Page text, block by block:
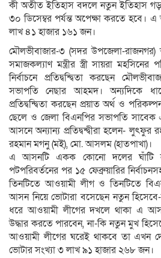
কী অতীত ইতিহাস বদলে নতুন ইতিহাস
৩০ ডিসেম্বর পর্যন্ত অপেক্ষা করতে হবে।
লাখ ৪১ হাজার ১৬১ জন।
মৌলভীবাজার-৩ (সদর উপজেলা-রাজনগর)
সমাজকল্যাণ মন্ত্রীর স্ত্রী সায়রা
নির্বাচনে প্রতিদ্বন্দ্বিতা করছেন
সভাপতি নেছার আহমদ। অন্যদিকে
প্রতিদ্বন্দ্বিতা করছেন প্রয়াত অর্থ ও
ছেলে ও জেলা বিএনপির সভাপতি
আসনে অন্যান্য প্রতিদ্বন্দ্বীরা হলেন- লুৎফুর
রহমান মগনু (মই), মো. আসলম (হাতপাখা)।
এ আসনটি একক কোনো দলের ঘাঁটি
পটপরিবর্তনের পর ১৫ ফেব্রুয়ারির
তিনটিতে আওয়ামী লীগ ও তিনটিতে
আসন নিয়ে ভোটারা বসেছেন নতুন
ধরে আওয়ামী লীগের দখলে থাকা এ
উদ্ধার করতে পারবেন, না-কি নতুন মুখ
আওয়ামী লীগের ঘরেই থাকবে তা এখন
ভোটার সংখ্যা ৩ লাখ ৯১ হাজার ২৬৮ জন।